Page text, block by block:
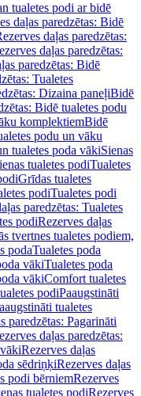
tualetes podi ar bidē
daļas paredzētas: Bidē
daļas paredzētas:
daļas paredzētas:
paredzētas: Bidē
Tualetes
Dizaina paneļiBidē
Bidē tualetes podu
komplektiemBidē
podu un vāku
tualetes poda vākiSienas
tualetes podiTualetes
Grīdas tualetes
podiTualetes podi
paredzētas: Tualetes
podiRezerves daļas
tvertnes tualetes podiem,
podaTualetes poda
vākiTualetes poda
vākiComfort tualetes
podiPaaugstināti
tualetes
paredzētas: Pagarināti
daļas paredzētas:
Rezerves daļas
sēdriņķiRezerves daļas
podi bērniemRezerves
tualetes podiRezerves